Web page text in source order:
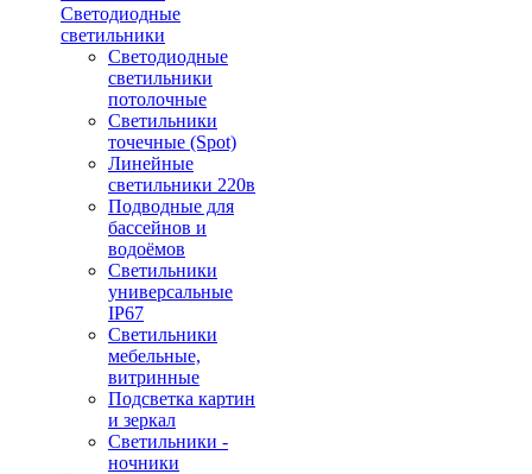
Светодиодные
светильники
Светодиодные
светильники
потолочные
Светильники
точечные (Spot)
Линейные
светильники 220в
Подводные для
бассейнов и
водоёмов
Светильники
универсальные
IP67
Светильники
мебельные,
витринные
Подсветка картин
и зеркал
Светильники -
ночники